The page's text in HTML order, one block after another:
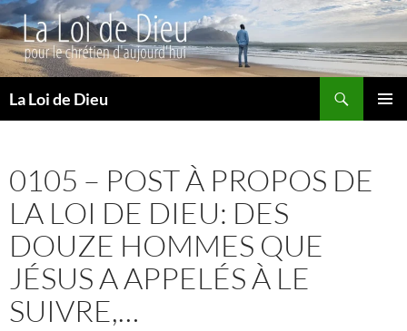
La Loi de Dieu
0105 – POST À PROPOS DE
LA LOI DE DIEU: DES
DOUZE HOMMES QUE
JÉSUS A APPELÉS À LE
SUIVRE,…